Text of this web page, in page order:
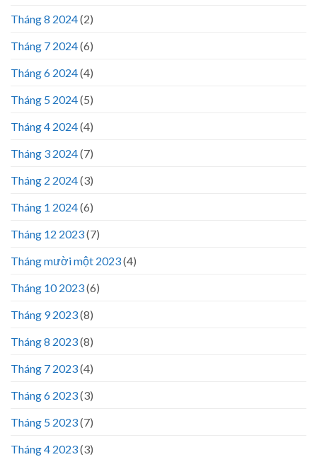
Tháng 8 2024(2)
Tháng 7 2024(6)
Tháng 6 2024(4)
Tháng 5 2024(5)
Tháng 4 2024(4)
Tháng 3 2024(7)
Tháng 2 2024(3)
Tháng 1 2024(6)
Tháng 12 2023(7)
Tháng mười một 2023(4)
Tháng 10 2023(6)
Tháng 9 2023(8)
Tháng 8 2023(8)
Tháng 7 2023(4)
Tháng 6 2023(3)
Tháng 5 2023(7)
Tháng 4 2023(3)